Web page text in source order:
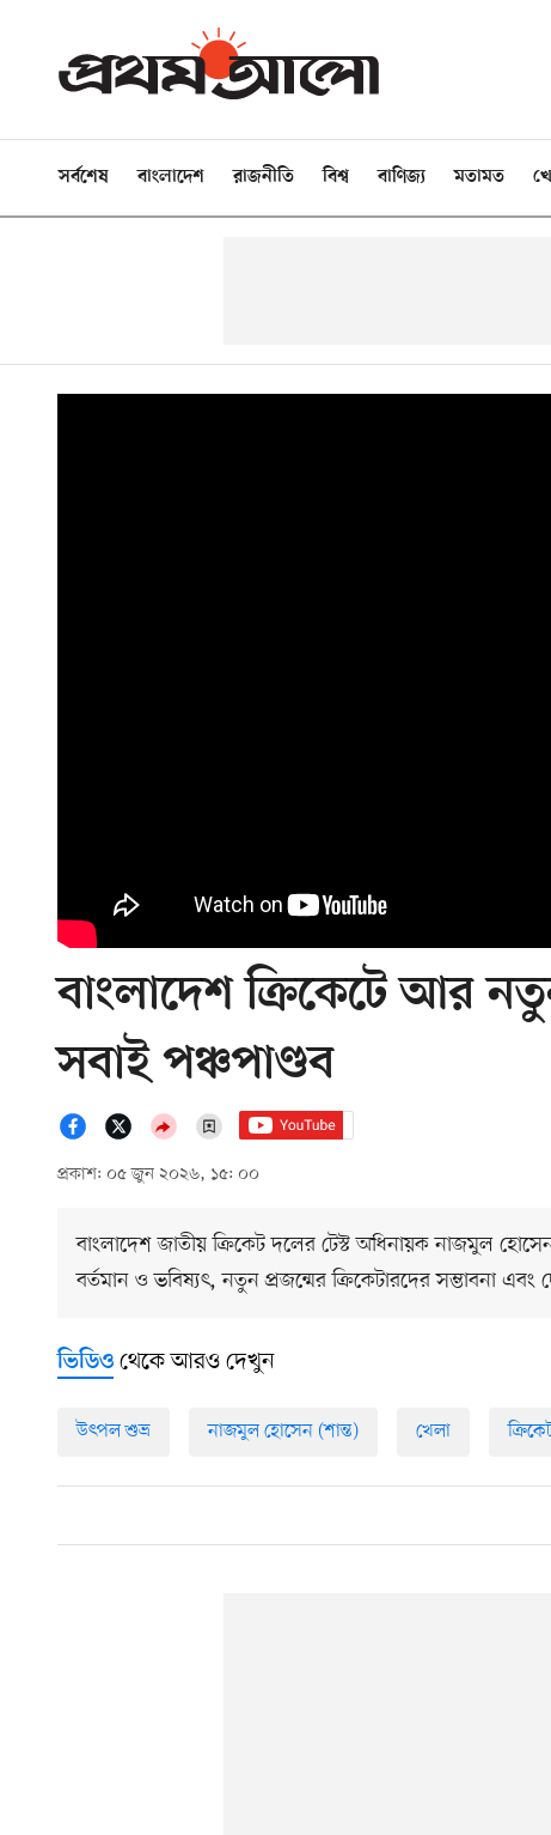
সর্বশেষ বাংলাদেশ রাজনীতি বিশ্ব বাণিজ্য মতামত
বাংলাদেশ ক্রিকেটে আর
সবাই পঞ্চপাণ্ডব
প্রকাশ: ০৫ জুন ২০২৬, ১৫: ০০
বাংলাদেশ জাতীয় ক্রিকেট দলের টেস্ট অধিনায়ক নাজমুল
বর্তমান ও ভবিষ্যৎ, নতুন প্রজন্মের ক্রিকেটারদের সম্ভাবনা
ভিডিও থেকে আরও দেখুন
উৎপল শুভ্র নাজমুল হোসেন (শান্ত) খেলা